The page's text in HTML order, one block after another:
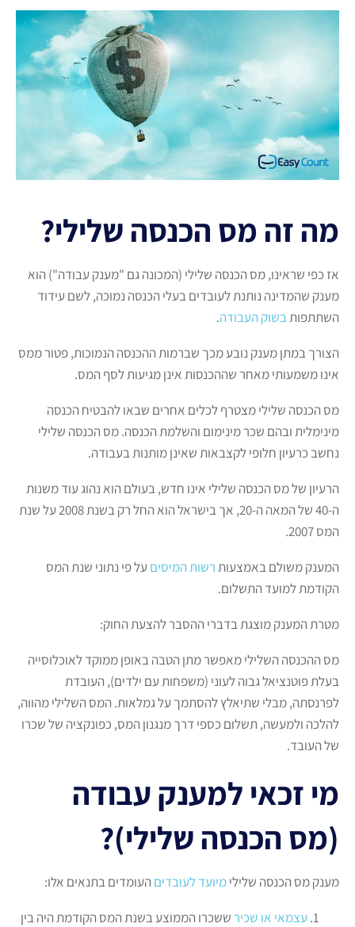
מה זה מס הכנסה שלילי?
אז כפי שראינו, מס הכנסה שלילי (המכונה גם "מענק עבודה") הוא
מענק שהמדינה נותנת לעובדים בעלי הכנסה נמוכה, לשם עידוד
השתתפותבשוק העבודה.
הצורך במתן מענק נובע מכך שברמות ההכנסה הנמוכות, פטור ממס
אינו משמעותי מאחר שההכנסות אינן מגיעות לסף המס.
מס הכנסה שלילי מצטרף לכלים אחרים שבאו להבטיח הכנסה
מינימלית ובהם שכר מינימום והשלמת הכנסה. מס הכנסה שלילי
נחשב כרעיון חלופי לקצבאות שאינן מותנות בעבודה.
הרעיון של מס הכנסה שלילי אינו חדש, בעולם הוא נהוג עוד משנות
ה-40 של המאה ה-20, אך בישראל הוא החל רק בשנת 2008 על שנת
המס 2007.
המענק משולם באמצעותרשות המיסים על פי נתוני שנת המס
הקודמת למועד התשלום.
מטרת המענק מוצגת בדברי ההסבר להצעת החוק:
מס ההכנסה השלילי מאפשר מתן הטבה באופן ממוקד לאוכלוסייה
בעלת פוטנציאל גבוה לעוני (משפחות עם ילדים), העובדת
לפרנסתה, מבלי שתיאלץ להסתמך על גמלאות. המס השלילי מהווה,
להלכה ולמעשה, תשלום כספי דרך מנגנון המס, כפונקציה של שכרו
של העובד.
מי זכאי למענק עבודה
(מס הכנסה שלילי)?
מענק מס הכנסה שלילימיועד לעובדיםהעומדים בתנאים אלו:
עצמאי או שכירששכרו הממוצע בשנת המס הקודמת היה בין